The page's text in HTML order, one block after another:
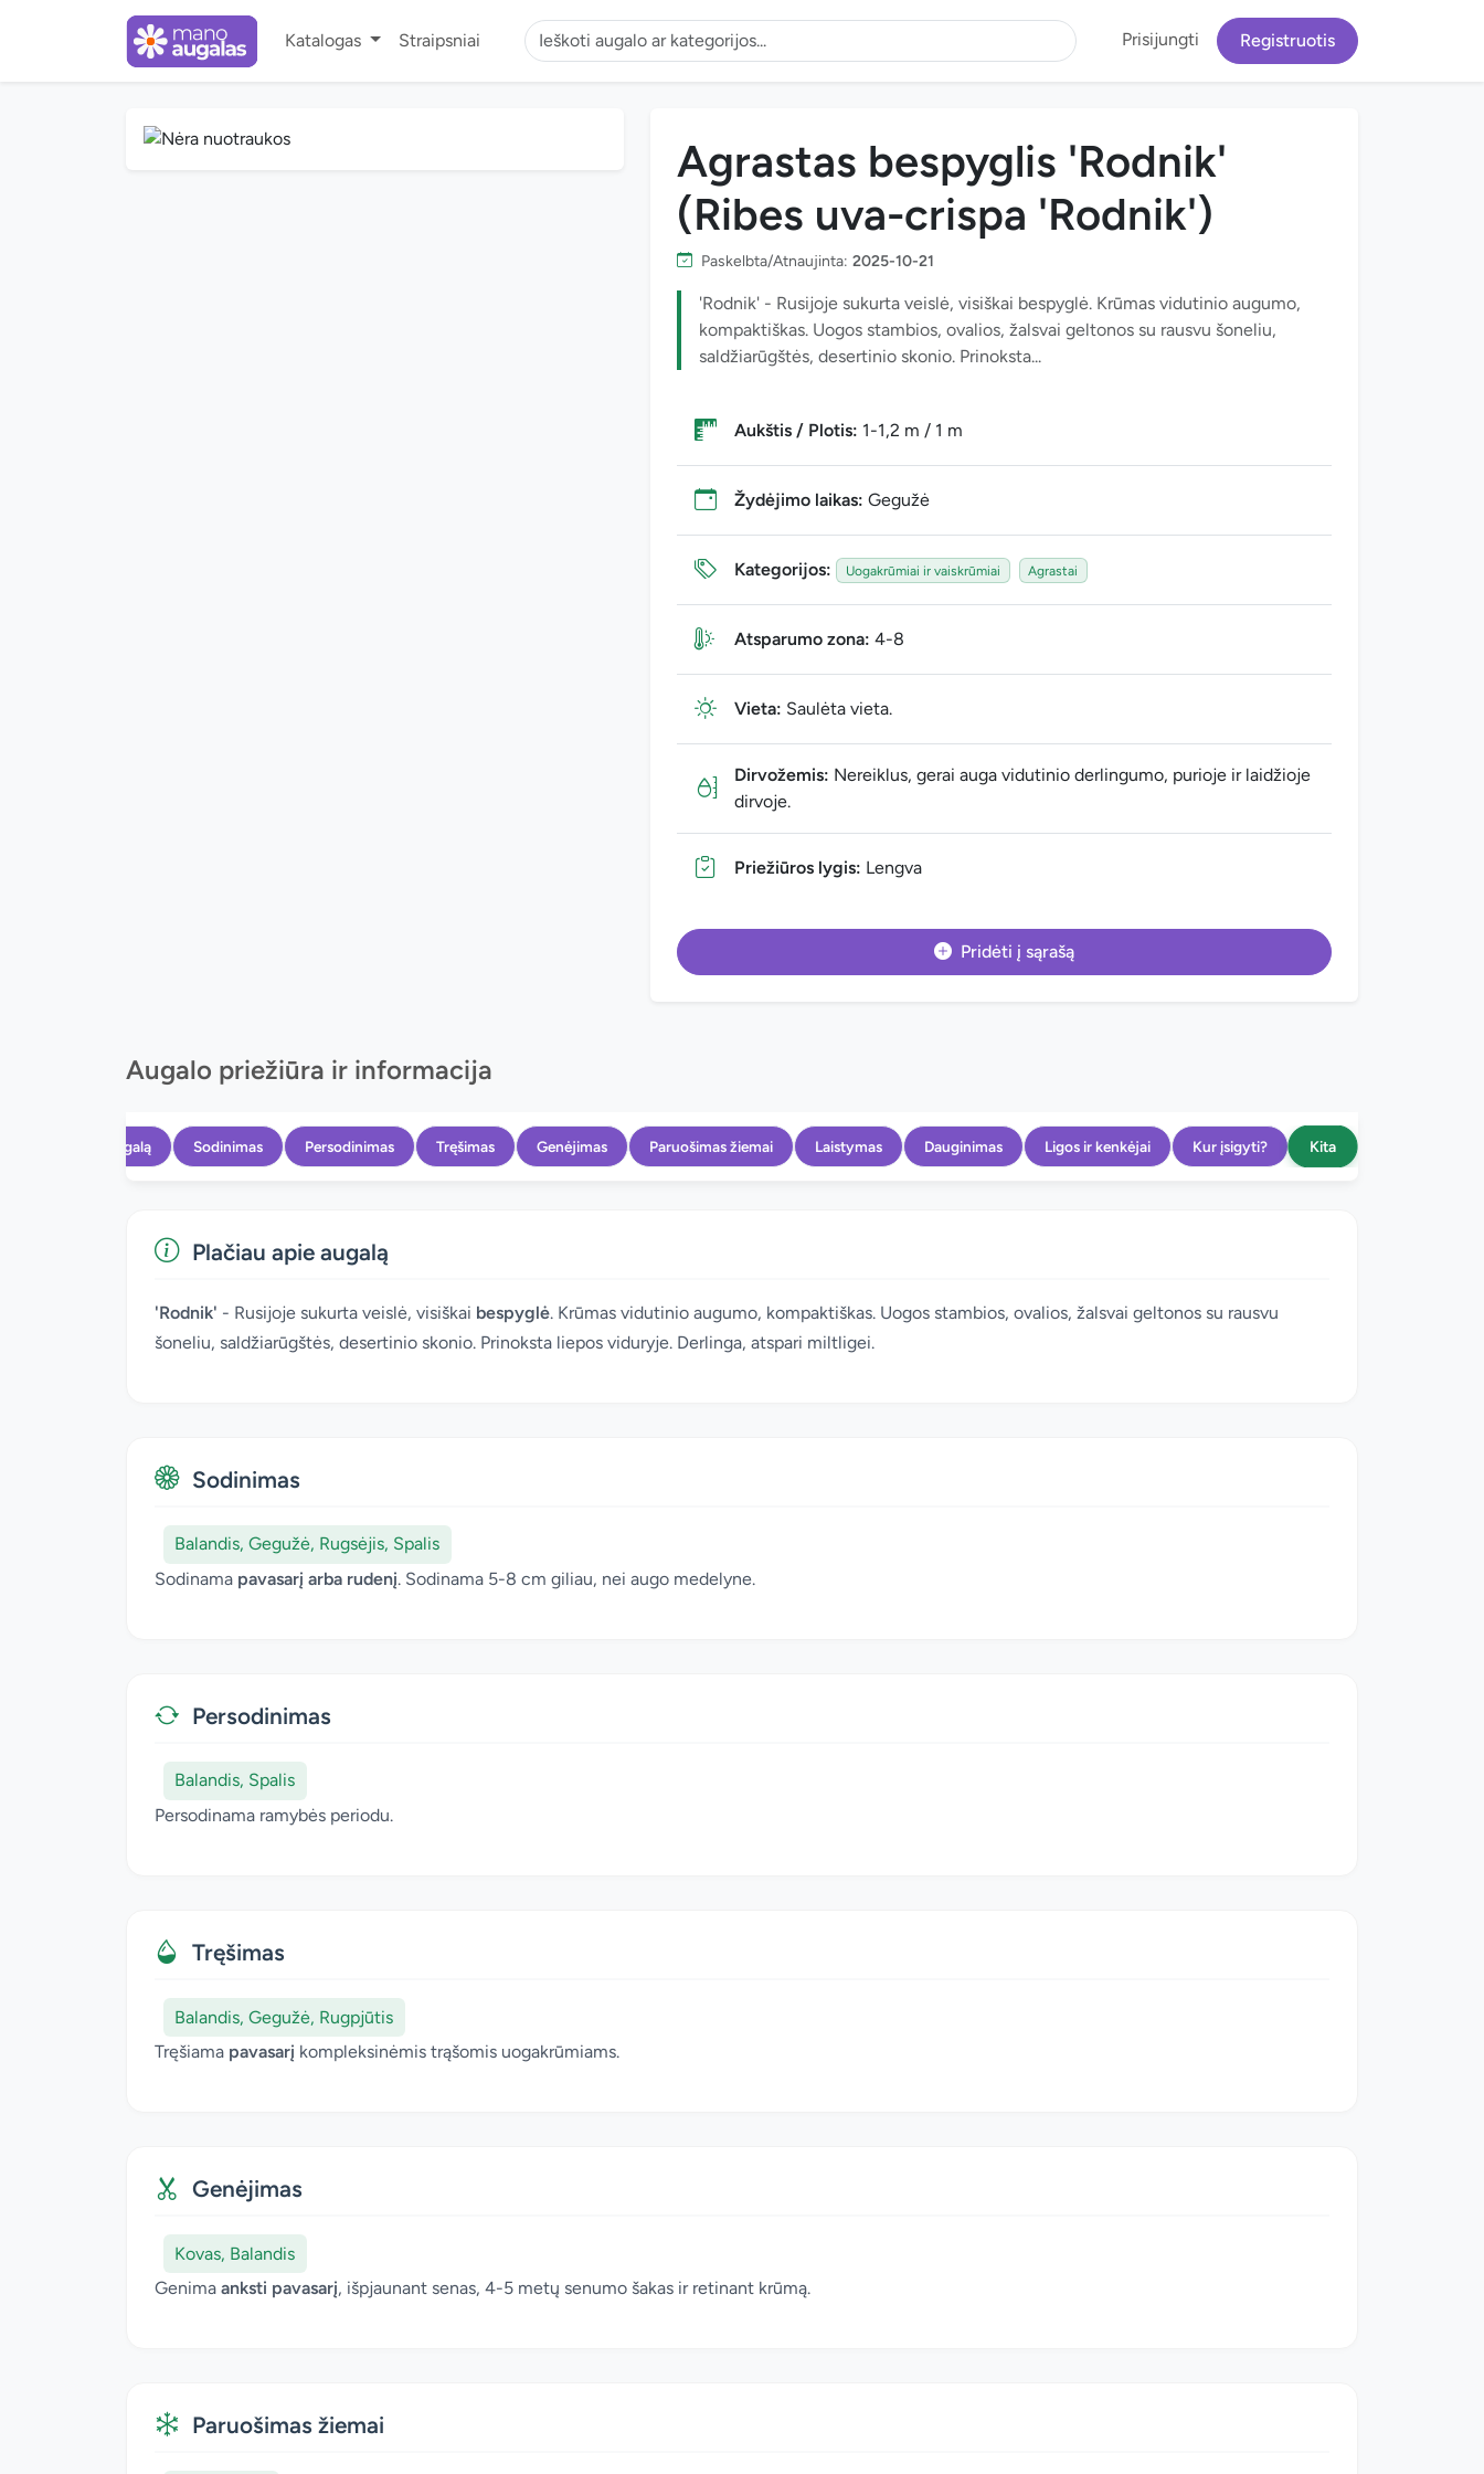
Katalogas Straipsniai Prisijungti Registruotis
Agrastas bespyglis 'Rodnik'
(Ribes uva-crispa 'Rodnik')
Paskelbta/Atnaujinta: 2025-10-21
'Rodnik' - Rusijoje sukurta veislė, visiškai bespyglė. Krūmas vidutinio augumo,
kompaktiškas. Uogos stambios, ovalios, žalsvai geltonos su rausvu šoneliu,
saldžiarūgštės, desertinio skonio. Prinoksta...
Aukštis / Plotis: 1-1,2 m / 1 m
Žydėjimo laikas: Gegužė
Kategorijos: Uogakrūmiai ir vaiskrūmiai Agrastai
Atsparumo zona: 4-8
Vieta: Saulėta vieta.
Dirvožemis: Nereiklus, gerai auga vidutinio derlingumo, purioje ir laidžioje
dirvoje.
Priežiūros lygis: Lengva
Pridėti į sąrašą
Augalo priežiūra ir informacija
Apie augalą Sodinimas Persodinimas Tręšimas Genėjimas Paruošimas žiemai Laistymas Dauginimas Ligos ir kenkėjai Kur įsigyti? Kita
Plačiau apie augalą
'Rodnik' - Rusijoje sukurta veislė, visiškai bespyglė. Krūmas vidutinio augumo, kompaktiškas. Uogos stambios, ovalios, žalsvai geltonos su rausvu
šoneliu, saldžiarūgštės, desertinio skonio. Prinoksta liepos viduryje. Derlinga, atspari miltligei.
Sodinimas
Balandis, Gegužė, Rugsėjis, Spalis
Sodinama pavasarį arba rudenį. Sodinama 5-8 cm giliau, nei augo medelyne.
Persodinimas
Balandis, Spalis
Persodinama ramybės periodu.
Tręšimas
Balandis, Gegužė, Rugpjūtis
Tręšiama pavasarį kompleksinėmis trąšomis uogakrūmiams.
Genėjimas
Kovas, Balandis
Genima anksti pavasarį, išpjaunant senas, 4-5 metų senumo šakas ir retinant krūmą.
Paruošimas žiemai